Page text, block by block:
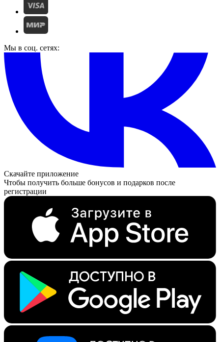
Мы в соц. сетях:
Скачайте приложение
Чтобы получить больше бонусов и подарков после
регистрации